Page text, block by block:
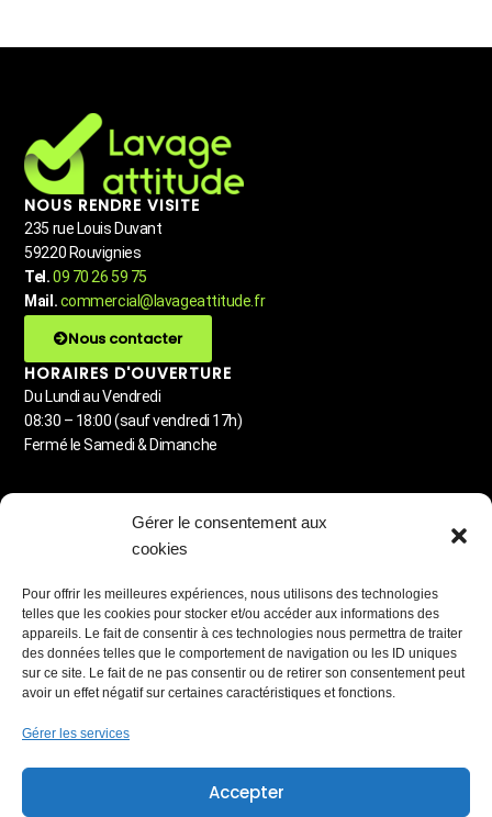
Gérer le consentement aux
cookies
Pour offrir les meilleures expériences, nous utilisons des technologies
telles que les cookies pour stocker et/ou accéder aux informations des
appareils. Le fait de consentir à ces technologies nous permettra de traiter
des données telles que le comportement de navigation ou les ID uniques
sur ce site. Le fait de ne pas consentir ou de retirer son consentement peut
avoir un effet négatif sur certaines caractéristiques et fonctions.
Gérer les services
Accepter
NOUS RENDRE VISITE
235 rue Louis Duvant
59220 Rouvignies
Tel.09 70 26 59 75
Mail.commercial@lavageattitude.fr
Nous contacter
HORAIRES D'OUVERTURE
Du Lundi au Vendredi
08:30 – 18:00 (sauf vendredi 17h)
Fermé le Samedi & Dimanche
Detailing automobile
Lavage à la demande
Station de lavage libre-service
Blog & Astuces
PARTENAIRES RÉSEAUX